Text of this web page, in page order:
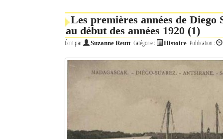
L'actualité du tourisme
Les premières années de
au début des années 1920 (1)
Écrit par Suzanne Reutt Catégorie : Histoire Publication :